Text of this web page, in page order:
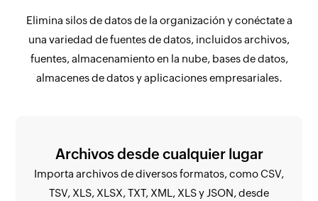
Elimina silos de datos de la organización y conéctate a
una variedad de fuentes de datos, incluidos archivos,
fuentes, almacenamiento en la nube, bases de datos,
almacenes de datos y aplicaciones empresariales.
Archivos desde cualquier lugar
Importa archivos de diversos formatos, como CSV,
TSV, XLS, XLSX, TXT, XML, XLS y JSON, desde